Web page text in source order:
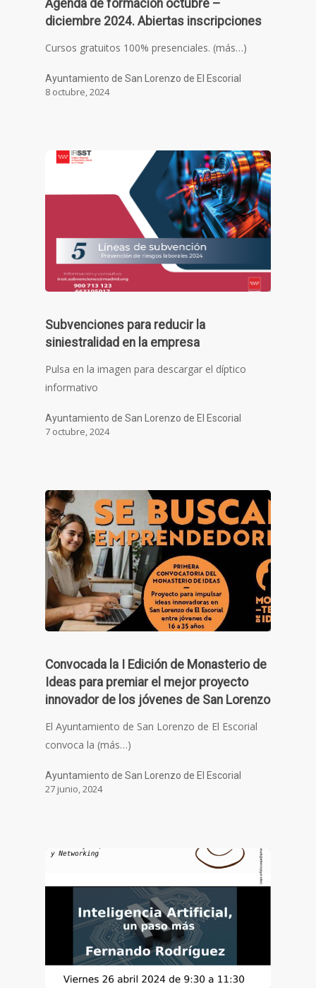
Agenda de formación octubre –
diciembre 2024. Abiertas inscripciones
Cursos gratuitos 100% presenciales. (más…)
Ayuntamiento de San Lorenzo de El Escorial
8 octubre, 2024
Subvenciones para reducir la
siniestralidad en la empresa
Pulsa en la imagen para descargar el díptico
informativo
Ayuntamiento de San Lorenzo de El Escorial
7 octubre, 2024
Convocada la I Edición de Monasterio de
Ideas para premiar el mejor proyecto
innovador de los jóvenes de San Lorenzo
El Ayuntamiento de San Lorenzo de El Escorial
convoca la (más…)
Ayuntamiento de San Lorenzo de El Escorial
27 junio, 2024